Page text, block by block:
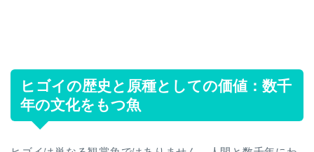
ヒゴイの歴史と原種としての価値：数千
年の文化をもつ魚